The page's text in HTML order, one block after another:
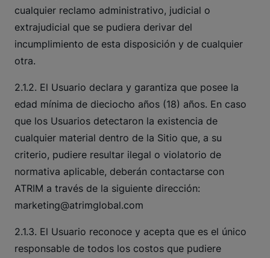
cualquier reclamo administrativo, judicial o
extrajudicial que se pudiera derivar del
incumplimiento de esta disposición y de cualquier
otra.
2.1.2. El Usuario declara y garantiza que posee la
edad mínima de dieciocho años (18) años. En caso
que los Usuarios detectaron la existencia de
cualquier material dentro de la Sitio que, a su
criterio, pudiere resultar ilegal o violatorio de
normativa aplicable, deberán contactarse con
ATRIM a través de la siguiente dirección:
marketing@atrimglobal.com
2.1.3. El Usuario reconoce y acepta que es el único
responsable de todos los costos que pudiere